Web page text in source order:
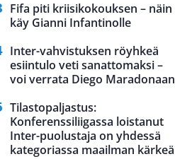
Fifa piti kriisikokouksen – näin
käy Gianni Infantinolle
Inter-vahvistuksen röyhkeä
esiintulo veti sanattomaksi –
voi verrata Diego Maradonaan
Tilastopaljastus:
Konferenssiliigassa loistanut
Inter-puolustaja on yhdessä
kategoriassa maailman kärkeä